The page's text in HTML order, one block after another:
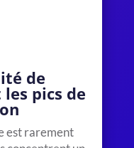
de
pics de
est rarement